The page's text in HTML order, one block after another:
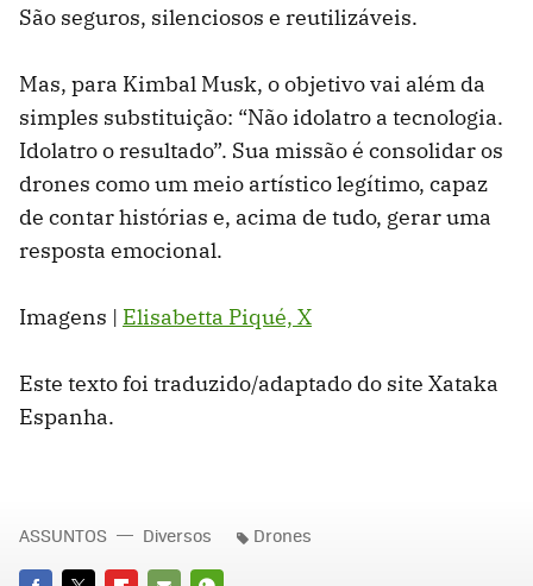
São seguros, silenciosos e reutilizáveis.
Mas, para Kimbal Musk, o objetivo vai além da
simples substituição: “Não idolatro a tecnologia.
Idolatro o resultado”. Sua missão é consolidar os
drones como um meio artístico legítimo, capaz
de contar histórias e, acima de tudo, gerar uma
resposta emocional.
Imagens | Elisabetta Piqué, X
Este texto foi traduzido/adaptado do site Xataka
Espanha.
ASSUNTOS Diversos Drones